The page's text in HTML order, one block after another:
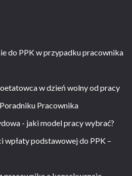
do PPK w przypadku pracownika
w dzień wolny od pracy
Pracownika
- jaki model pracy wybrać?
wpłaty podstawowej do PPK –